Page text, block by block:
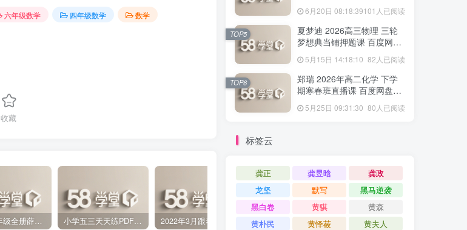
六年级数学 四年级数学
数学
收藏
初中7~9年级全册薛金星中学教材全解PDF 百度网盘分享下载 小学五三天天练PDF（压缩打包）百度网盘分享下载 启蒙英语儿歌Super Simple Songs（1-3共44个视频）百度网盘分享下载
6月20日 08:18:39101人已阅读
夏梦迪 2026高三物理 三轮
梦想典当铺押题课 百度网盘
5月15日 14:18:10 82人已阅读
TOP5
郑瑞 2026年高二化学 下学
期寒春班直播课 百度网盘下
5月25日 09:31:30 80人已阅读
TOP6
标签云
龚正 龚昱晗
龚政
龙坚
默写
黑马逆袭
黑白卷
黄骐
黄森
黄朴民
黄怿莜
黄夫人